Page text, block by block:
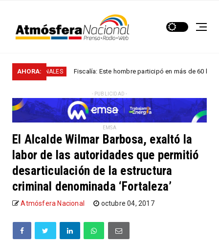
AHORA:
NACIONALES Fiscalía: Este hombre participó en más de 60
- PUBLICIDAD -
EMSA
El Alcalde Wilmar Barbosa, exaltó la
labor de las autoridades que permitió
desarticulación de la estructura
criminal denominada ‘Fortaleza’
Atmósfera Nacional octubre 04, 2017